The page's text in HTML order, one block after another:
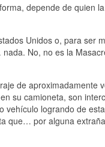
depende de quien
Unidos o, para ser
No, no es la
de aproximadamente
su camioneta, son
vehículo logrando de
que… por alguna